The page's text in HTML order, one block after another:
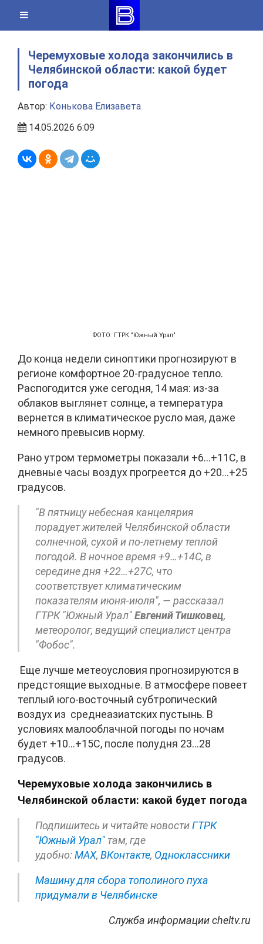
content
Черемуховые холода закончились в
Челябинской области: какой будет
погода
Автор: Конькова Елизавета
14.05.2026 6:09
ФОТО: ГТРК "Южный Урал"
До конца недели синоптики прогнозируют в
регионе комфортное 20-градусное тепло.
Распогодится уже сегодня, 14 мая: из-за
облаков выглянет солнце, а температура
вернется в климатическое русло мая, даже
немного превысив норму.
Рано утром термометры показали +6…+11С, в
дневные часы воздух прогреется до +20…+25
градусов.
"В пятницу небесная канцелярия
порадует жителей Челябинской области
солнечной, сухой и по-летнему теплой
погодой. В ночное время +9…+14С, в
середине дня +22…+27С, что
соответствует климатическим
показателям июня-июля", — рассказал
ГТРК "Южный Урал"Евгений Тишковец,
метеоролог, ведущий специалист центра
"Фобос".
Еще лучше метеоусловия прогнозируются в
предстоящие выходные. В атмосфере повеет
теплый юго-восточный субтропический
воздух из среднеазиатских пустынь. В
условиях малооблачной погоды по ночам
будет +10…+15С, после полудня 23…28
градусов.
Черемуховые холода закончились в
Челябинской области: какой будет погода
Подпишитесь и читайте новостиГТРК
"Южный Урал" там, где
удобно:МАХ, ВКонтакте, Одноклассники
Машину для сбора тополиного пуха
придумали в Челябинске
Служба информации cheltv.ru